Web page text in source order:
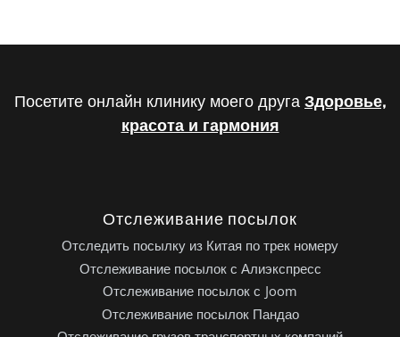
Посетите онлайн клинику моего друга Здоровье,
красота и гармония
Отслеживание посылок
Отследить посылку из Китая по трек номеру
Отслеживание посылок с Алиэкспресс
Отслеживание посылок с Joom
Отслеживание посылок Пандао